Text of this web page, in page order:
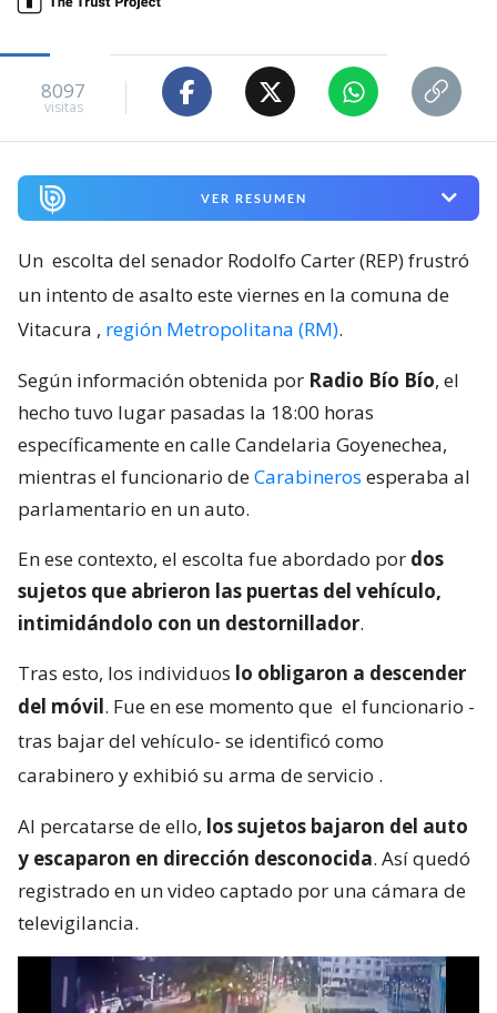
8097
visitas
VER RESUMEN
Un escolta del senador Rodolfo Carter (REP) frustró
un intento de asalto este viernes en la comuna de
Vitacura , región Metropolitana (RM).
Según información obtenida por Radio Bío Bío, el
hecho tuvo lugar pasadas la 18:00 horas
específicamente en calle Candelaria Goyenechea,
mientras el funcionario deCarabineros esperaba al
parlamentario en un auto.
En ese contexto, el escolta fue abordado por dos
sujetos que abrieron las puertas del vehículo,
intimidándolo con un destornillador.
Tras esto, los individuos lo obligaron a descender
del móvil. Fue en ese momento que el funcionario -
tras bajar del vehículo- se identificó como
carabinero y exhibió su arma de servicio .
Al percatarse de ello, los sujetos bajaron del auto
y escaparon en dirección desconocida. Así quedó
registrado en un video captado por una cámara de
televigilancia.